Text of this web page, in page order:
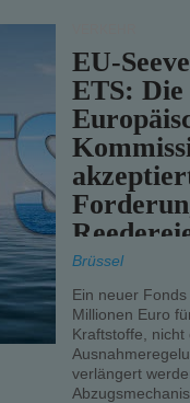
EU-
ETS: Die
teilweise.
Brüssel
Ein neuer
Millionen Euro
Kraftstoffe, nicht
verlängert